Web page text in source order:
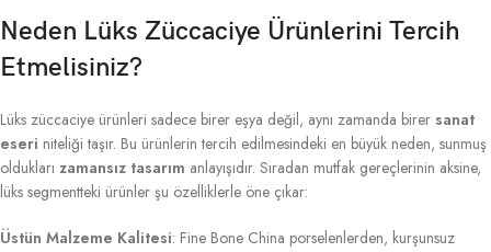
Neden Lüks Züccaciye Ürünlerini Tercih
Etmelisiniz?
Lüks züccaciye ürünleri sadece birer eşya değil, aynı zamanda birer sanat
eseri niteliği taşır. Bu ürünlerin tercih edilmesindeki en büyük neden, sunmuş
oldukları zamansız tasarım anlayışıdır. Sıradan mutfak gereçlerinin aksine,
lüks segmentteki ürünler şu özelliklerle öne çıkar:
Üstün Malzeme Kalitesi: Fine Bone China porselenlerden, kurşunsuz